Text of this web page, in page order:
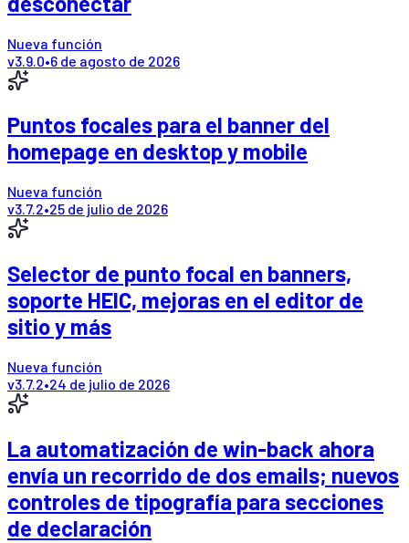
Nueva función
v3.9.0•6 de agosto de 2026
Puntos focales para el banner del
homepage en desktop y mobile
Nueva función
v3.7.2•25 de julio de 2026
Selector de punto focal en banners,
soporte HEIC, mejoras en el editor de
sitio y más
Nueva función
v3.7.2•24 de julio de 2026
La automatización de win-back ahora
envía un recorrido de dos emails; nuevos
controles de tipografía para secciones
de declaración